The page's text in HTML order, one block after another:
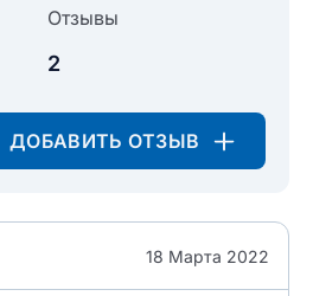
Отзывы
2
ДОБАВИТЬ ОТЗЫВ
18 Марта 2022